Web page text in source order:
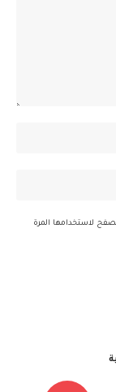
لاستخدامها المرة